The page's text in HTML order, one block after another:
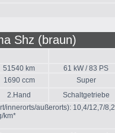
Shz (braun)
51540 km 61 kW / 83 PS
1690 ccm Super
2.Hand
Schaltgetriebe
innerorts/außerorts): 10,4/12,7/
km*